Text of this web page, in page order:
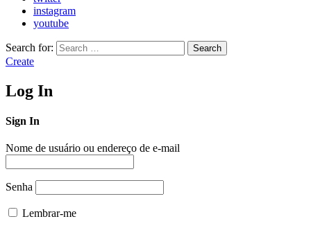
instagram
youtube
Search for: Search
Create
Log In
Sign In
Nome de usuário ou endereço de e-mail
Senha
Lembrar-me